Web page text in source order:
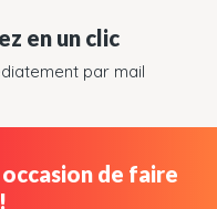
en un clic
par mail
de faire